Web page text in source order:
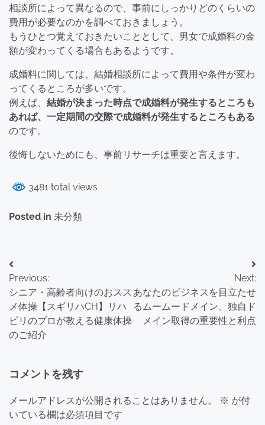
相談所によって異なるので、事前にしっかりどのくらいの
費用が必要なのかを調べておきましょう。
もうひとつ覚えておきたいこととして、男女で成婚料の金
額が変わってくる場合もあるようです。
成婚料に関しては、結婚相談所によって費用や条件が変わ
ってくるところが多いです。
例えば、 結婚が決まった時点で成婚料が発生するところも
あれば、一定期間の交際で成婚料が発生するところもある
のです。
後悔しないためにも、事前リサーチは重要と言えます。
3481 total views
Posted in 未分類
投
稿
ナ
ビ
ー
シ
ョ
Previous:
シニア・高齢者向けのおスス
メ体操【スギリハCH】リハ
ビリのプロが教える健康体操
のご紹介
Next:
あなたのビジネスを目立たせ
るムームードメイン、独自ド
メイン取得の重要性と利点
コメントを残す
メールアドレスが公開されることはありません。 ※ が付
いている欄は必須項目です